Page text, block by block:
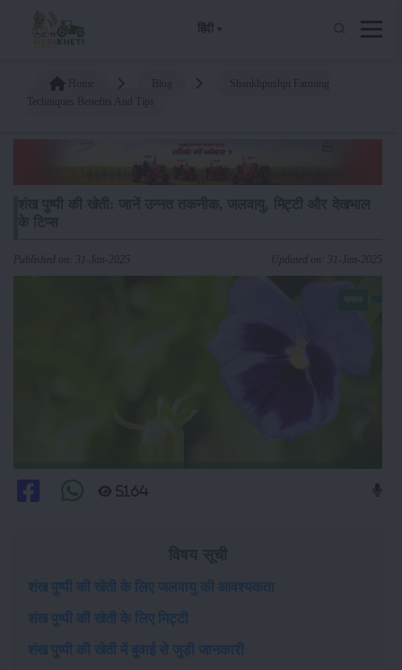
हिंदी
Published on: 31-Jan-2025 Updated on: 31-Jan-2025
5164
शंख पुष्पी की खेती के लिए जलवायु की आवश्यकता
शंख पुष्पी की खेती के लिए मिट्टी
शंख पुष्पी की खेती में बुवाई से जुड़ी जानकारी